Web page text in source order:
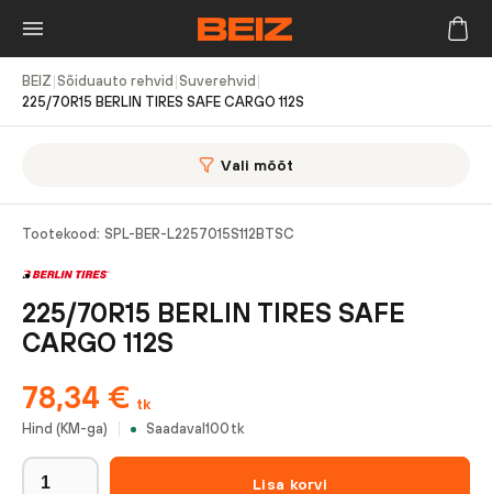
BEIZ Sõiduauto rehvid Suverehvid
225/70R15 BERLIN TIRES SAFE CARGO 112S
Vali mõõt
Tootekood: SPL-BER-L2257015S112BTSC
225/70R15 BERLIN TIRES SAFE
CARGO 112S
78,34 € tk
Hind (KM-ga) Saadaval 100 tk
Lisa korvi